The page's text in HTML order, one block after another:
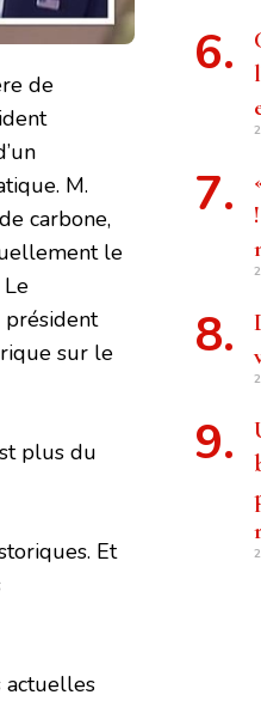
de
M.
carbone,
le
président
sur le
plus du
Et
actuelles